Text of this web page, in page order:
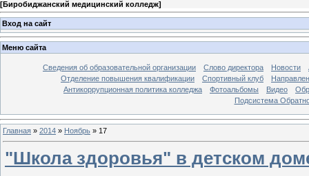
[Биробиджанский медицинский колледж]
Вход на сайт
Меню сайта
Сведения об образовательной организации Слово директора Новости
Отделение повышения квалификации
Спортивный клуб
Антикоррупционная политика колледжа
Фотоальбомы Видео
Подсистема
Главная » 2014 » Ноябрь » 17
"Школа здоровья" в детском